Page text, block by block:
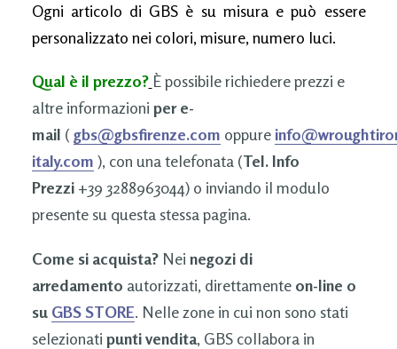
Ogni articolo di GBS è su misura e può essere
personalizzato nei colori, misure, numero luci.
Qual è il prezzo? È possibile richiedere prezzi e
altre informazioni per e-
mail ( gbs@gbsfirenze.com oppure
italy.com ), con una telefonata (Tel. Info
Prezzi+39 3288963044) o inviando il modulo
presente su questa stessa pagina.
Come si acquista?Nei negozi di
arredamento autorizzati, direttamente on-line o
su GBS STORE. Nelle zone in cui non sono stati
selezionati punti vendita, GBS collabora in